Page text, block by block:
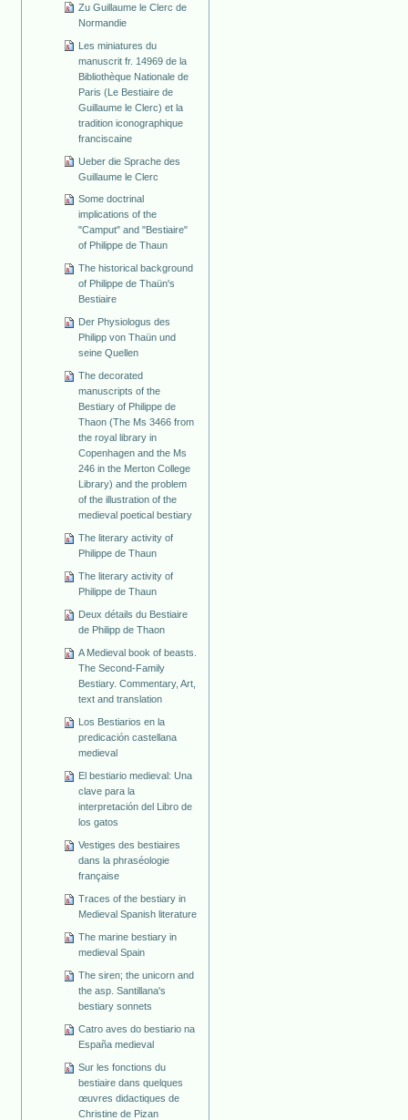
Zu Guillaume le Clerc de
Normandie
Les miniatures du
manuscrit fr. 14969 de la
Bibliothèque Nationale de
Paris (Le Bestiaire de
Guillaume le Clerc) et la
tradition iconographique
franciscaine
Ueber die Sprache des
Guillaume le Clerc
Some doctrinal
implications of the
"Camput" and "Bestiaire"
of Philippe de Thaun
The historical background
of Philippe de Thaün's
Bestiaire
Der Physiologus des
Philipp von Thaün und
seine Quellen
The decorated
manuscripts of the
Bestiary of Philippe de
Thaon (The Ms 3466 from
the royal library in
Copenhagen and the Ms
246 in the Merton College
Library) and the problem
of the illustration of the
medieval poetical bestiary
The literary activity of
Philippe de Thaun
The literary activity of
Philippe de Thaun
Deux détails du Bestiaire
de Philipp de Thaon
A Medieval book of beasts.
The Second-Family
Bestiary. Commentary, Art,
text and translation
Los Bestiarios en la
predicación castellana
medieval
El bestiario medieval: Una
clave para la
interpretación del Libro de
los gatos
Vestiges des bestiaires
dans la phraséologie
française
Traces of the bestiary in
Medieval Spanish literature
The marine bestiary in
medieval Spain
The siren; the unicorn and
the asp. Santillana's
bestiary sonnets
Catro aves do bestiario na
España medieval
Sur les fonctions du
bestiaire dans quelques
œuvres didactiques de
Christine de Pizan